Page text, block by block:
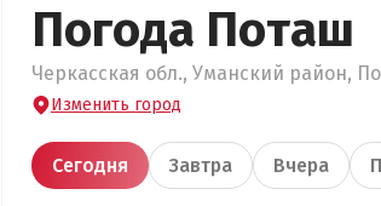
Погода Поташ
Черкасская обл., Уманский район,
Изменить город
Сегодня Завтра Вчера